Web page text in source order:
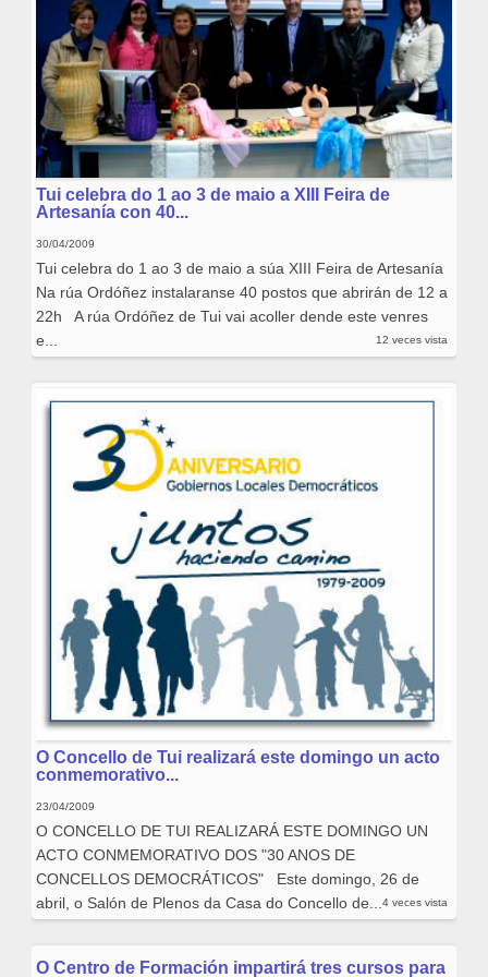
Tui celebra do 1 ao 3 de maio a XIII Feira de
Artesanía con 40...
30/04/2009
Tui celebra do 1 ao 3 de maio a súa XIII Feira de Artesanía
Na rúa Ordóñez instalaranse 40 postos que abrirán de 12 a
22h A rúa Ordóñez de Tui vai acoller dende este venres
e...
12 veces vista
O Concello de Tui realizará este domingo un acto
conmemorativo...
23/04/2009
O CONCELLO DE TUI REALIZARÁ ESTE DOMINGO UN
ACTO CONMEMORATIVO DOS "30 ANOS DE
CONCELLOS DEMOCRÁTICOS" Este domingo, 26 de
abril, o Salón de Plenos da Casa do Concello de...
4 veces vista
O Centro de Formación impartirá tres cursos para